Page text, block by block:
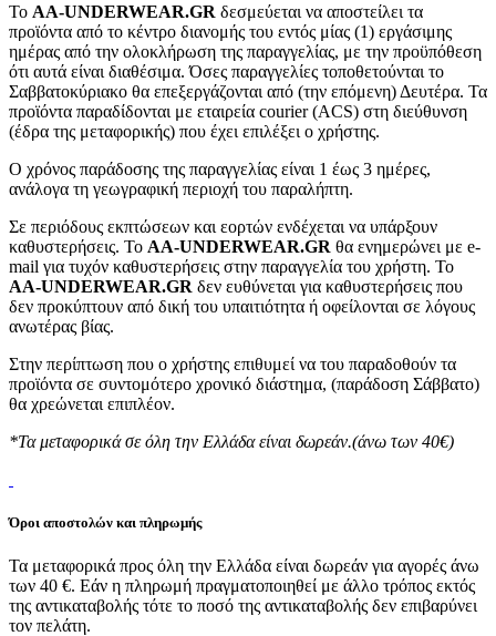
To AA-UNDERWEAR.GR δεσμεύεται να αποστείλει τα
προϊόντα από το κέντρο διανομής του εντός μίας (1) εργάσιμης
ημέρας από την ολοκλήρωση της παραγγελίας, με την προϋπόθεση
ότι αυτά είναι διαθέσιμα. Όσες παραγγελίες τοποθετούνται το
Σαββατοκύριακο θα επεξεργάζονται από (την επόμενη) Δευτέρα. Τα
προϊόντα παραδίδονται με εταιρεία courier (ACS) στη διεύθυνση
(έδρα της μεταφορικής) που έχει επιλέξει ο χρήστης.
Ο χρόνος παράδοσης της παραγγελίας είναι 1 έως 3 ημέρες,
ανάλογα τη γεωγραφική περιοχή του παραλήπτη.
Σε περιόδους εκπτώσεων και εορτών ενδέχεται να υπάρξουν
καθυστερήσεις. Το AA-UNDERWEAR.GR θα ενημερώνει με e-
mail για τυχόν καθυστερήσεις στην παραγγελία του χρήστη. Το
AA-UNDERWEAR.GR δεν ευθύνεται για καθυστερήσεις που
δεν προκύπτουν από δική του υπαιτιότητα ή οφείλονται σε λόγους
ανωτέρας βίας.
Στην περίπτωση που ο χρήστης επιθυμεί να του παραδοθούν τα
προϊόντα σε συντομότερο χρονικό διάστημα, (παράδοση Σάββατο)
θα χρεώνεται επιπλέον.
*Τα μεταφορικά σε όλη την Ελλάδα είναι δωρεάν.(άνω των 40€)
Όροι αποστολών και πληρωμής
Τα μεταφορικά προς όλη την Ελλάδα είναι δωρεάν για αγορές άνω
των 40 €. Εάν η πληρωμή πραγματοποιηθεί με άλλο τρόπος εκτός
της αντικαταβολής τότε το ποσό της αντικαταβολής δεν επιβαρύνει
τον πελάτη.